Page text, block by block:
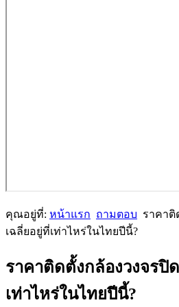
คุณอยู่ที่: หน้าแรก ถามตอบ ราคาติ
เฉลี่ยอยู่ที่เท่าไหร่ในไทยปีนี้?
ราคาติดตั้งกล้องวงจรปิ
เท่าไหร่ในไทยปีนี้?